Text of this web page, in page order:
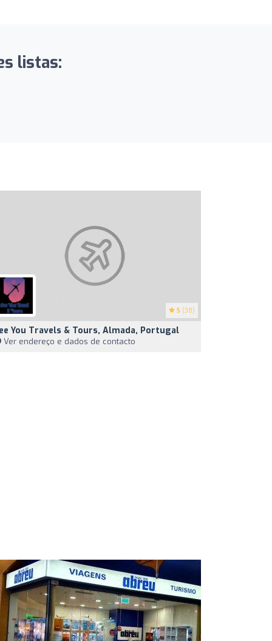
listas:
5 (38)
You Travels & Tours, Almada, Portugal
Ver endereço e dados de contacto